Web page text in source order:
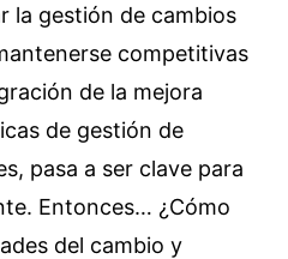
la gestión de cambios
competitivas
de la mejora
de gestión de
pasa a ser clave para
Entonces… ¿Cómo
del cambio y